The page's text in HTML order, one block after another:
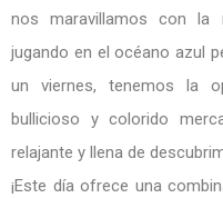
nos maravillamos con la
jugando en el océano azul
un viernes, tenemos la
bullicioso y colorido
relajante y llena de
¡Este día ofrece una